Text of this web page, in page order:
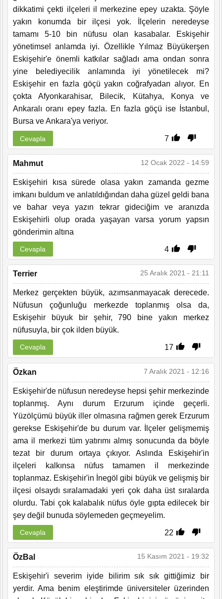
dikkatimi çekti ilçeleri il merkezine epey uzakta. Şöyle
yakın konumda bir ilçesi yok. İlçelerin neredeyse
tamamı 5-10 bin nüfusu olan kasabalar. Eskişehir
yönetimsel anlamda iyi. Özellikle Yılmaz Büyükerşen
Eskişehir'e önemli katkılar sağladı ama ondan sonra
yine belediyecilik anlamında iyi yönetilecek mi?
Eskişehir en fazla göçü yakın coğrafyadan alıyor. En
çokta Afyonkarahisar, Bilecik, Kütahya, Konya ve
Ankaralı oranı epey fazla. En fazla göçü ise İstanbul,
Bursa ve Ankara'ya veriyor.
7
Cevapla
Mahmut 12 Ocak 2022 - 14:59
Eskişehiri kısa sürede olasa yakın zamanda gezme
imkanı buldum ve anlatıldığından daha güzel geldi bana
ve bahar veya yazın tekrar gideciğim ve aranızda
Eskişehirli olup orada yaşayan varsa yorum yapsın
gönderimin altına
4
Cevapla
Terrier 25 Aralık 2021 - 21:11
Merkez gerçekten büyük, azımsanmayacak derecede.
Nüfusun çoğunluğu merkezde toplanmış olsa da,
Eskişehir büyuk bir şehir, 790 bine yakın merkez
nüfusuyla, bir çok ilden büyük.
17
Cevapla
Özkan 7 Aralık 2021 - 12:16
Eskişehir'de nüfusun neredeyse hepsi şehir merkezinde
toplanmış. Aynı durum Erzurum içinde geçerli.
Yüzölçümü büyük iller olmasına rağmen gerek Erzurum
gerekse Eskişehir'de bu durum var. İlçeler gelişmemiş
ama il merkezi tüm yatırımı almış sonucunda da böyle
tezat bir durum ortaya çıkıyor. Aslında Eskişehir'in
ilçeleri kalkınsa nüfus tamamen il merkezinde
toplanmaz. Eskişehir'in İnegöl gibi büyük ve gelişmiş bir
ilçesi olsaydı sıralamadaki yeri çok daha üst sıralarda
olurdu. Tabi çok kalabalık nüfus öyle gıpta edilecek bir
şey değil bunuda söylemeden geçmeyelim.
22
Cevapla
ÖzBal 15 Kasım 2021 - 19:32
Eskişehir'i severim iyide bilirim sık sık gittiğimiz bir
yerdir. Ama benim eleştirimde üniversiteler üzerinden